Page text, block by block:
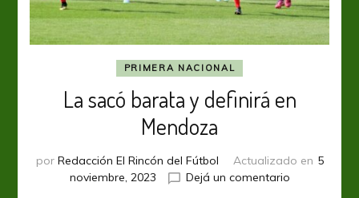
PRIMERA NACIONAL
La sacó barata y definirá en
Mendoza
por Redacción El Rincón del Fútbol Actualizado en 5
noviembre, 2023
Dejá un comentarioen